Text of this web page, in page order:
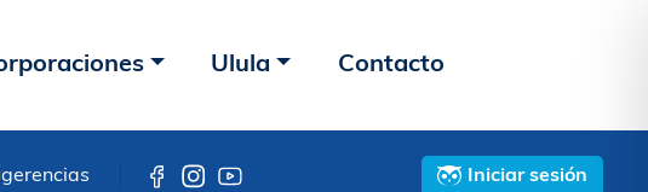
Ulula Contacto
Iniciar sesión